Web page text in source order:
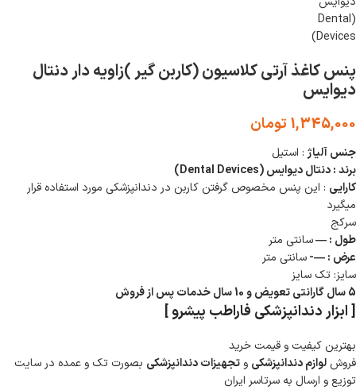
پنس کاغذ آرتی کلاسیون (کاربن گیر )زاویه دار دنتال
دیوایس
1,345,000 تومان
جنس آلیاژ : استیل
برند : دنتال دیوایس (Dental Devices)
کارایی : این پنس مخصوص گرفتن کاربن در دندانپزشکی مورد استفاده قرار
میگیرد
سرکج
طول : —سانتی متر
عرض : —-سانتی متر
سایز: تک سایز
5 سال گارانتی تعویض و 10 سال خدمات پس از فروش
[ ابزار دندانپزشکی فاراطب پیشرو ]
بهترین کیفیت و قیمت خرید
فروش لوازم دندانپزشکی و تجهیزات دندانپزشکی بصورت تک و عمده در سایت
توزیع و ارسال به سرتاسر ایران